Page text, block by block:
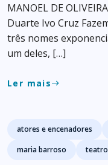
MANOEL DE
Duarte Ivo Cruz
três nomes
um deles, […]
Ler maiseast
Tags
atores e encenadores
maria barroso
teatro